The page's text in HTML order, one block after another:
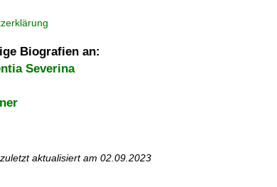
Biografien an:
Severina
zuletzt aktualisiert am 02.09.2023